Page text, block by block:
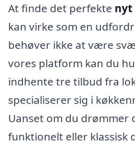
At finde det perfekte nyt
kan virke som en
behøver ikke at være
vores platform kan du
indhente tre tilbud fra
specialiserer sig i
Uanset om du drømmer
funktionelt eller klassisk